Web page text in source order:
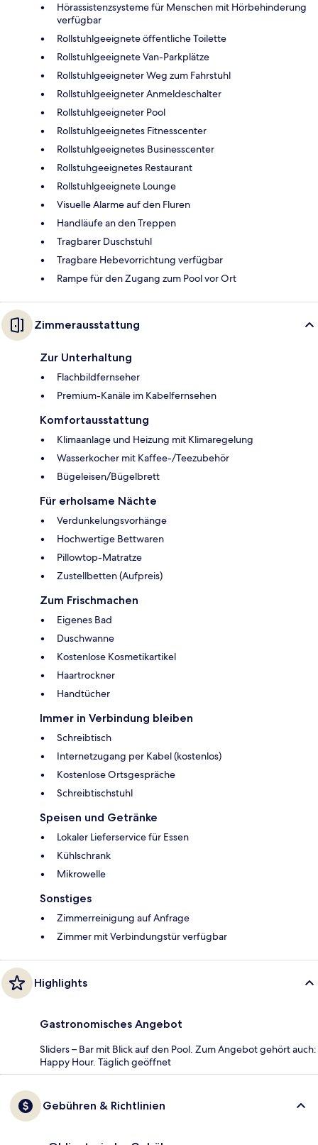
Hörassistenzsysteme für Menschen mit Hörbehinderung
verfügbar
Rollstuhlgeeignete öffentliche Toilette
Rollstuhlgeeignete Van-Parkplätze
Rollstuhlgeeigneter Weg zum Fahrstuhl
Rollstuhlgeeigneter Anmeldeschalter
Rollstuhlgeeigneter Pool
Rollstuhlgeeignetes Fitnesscenter
Rollstuhlgeeignetes Businesscenter
Rollstuhgeeignetes Restaurant
Rollstuhlgeeignete Lounge
Visuelle Alarme auf den Fluren
Handläufe an den Treppen
Tragbarer Duschstuhl
Tragbare Hebevorrichtung verfügbar
Rampe für den Zugang zum Pool vor Ort
Zimmerausstattung
Zur Unterhaltung
Flachbildfernseher
Premium-Kanäle im Kabelfernsehen
Komfortausstattung
Klimaanlage und Heizung mit Klimaregelung
Wasserkocher mit Kaffee-/Teezubehör
Bügeleisen/Bügelbrett
Für erholsame Nächte
Verdunkelungsvorhänge
Hochwertige Bettwaren
Pillowtop-Matratze
Zustellbetten (Aufpreis)
Zum Frischmachen
Eigenes Bad
Duschwanne
Kostenlose Kosmetikartikel
Haartrockner
Handtücher
Immer in Verbindung bleiben
Schreibtisch
Internetzugang per Kabel (kostenlos)
Kostenlose Ortsgespräche
Schreibtischstuhl
Speisen und Getränke
Lokaler Lieferservice für Essen
Kühlschrank
Mikrowelle
Sonstiges
Zimmerreinigung auf Anfrage
Zimmer mit Verbindungstür verfügbar
Highlights
Gastronomisches Angebot
Sliders – Bar mit Blick auf den Pool. Zum Angebot gehört auch:
Happy Hour. Täglich geöffnet
Gebühren & Richtlinien